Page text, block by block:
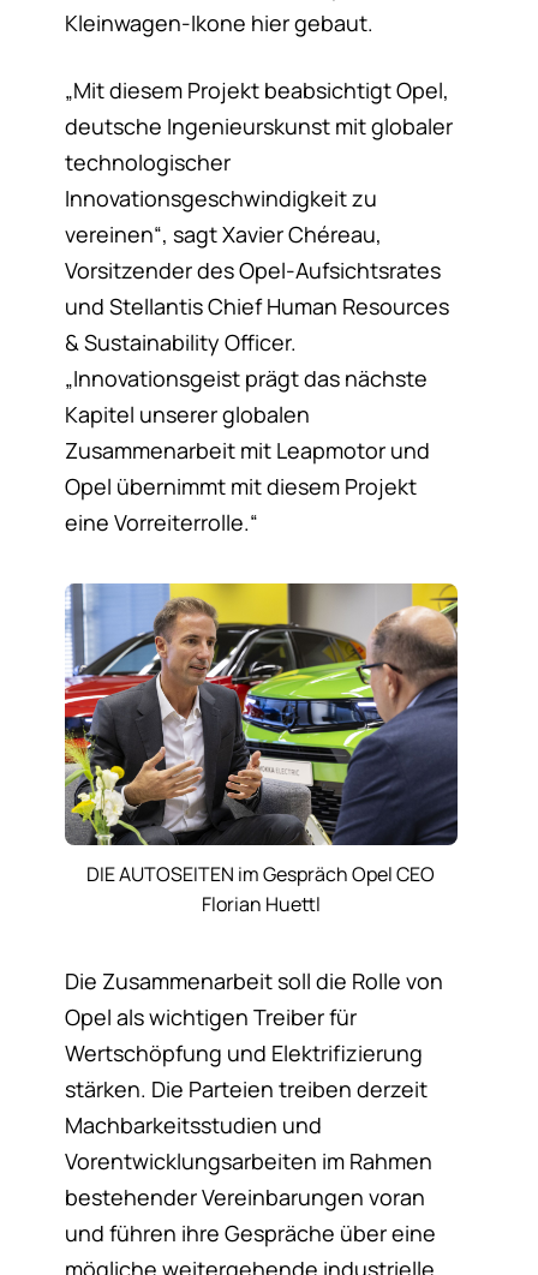
Kleinwagen-Ikone hier gebaut.
„Mit diesem Projekt beabsichtigt Opel,
deutsche Ingenieurskunst mit globaler
technologischer
Innovationsgeschwindigkeit zu
vereinen“, sagt Xavier Chéreau,
Vorsitzender des Opel-Aufsichtsrates
und Stellantis Chief Human Resources
& Sustainability Officer.
„Innovationsgeist prägt das nächste
Kapitel unserer globalen
Zusammenarbeit mit Leapmotor und
Opel übernimmt mit diesem Projekt
eine Vorreiterrolle.“
DIE AUTOSEITEN im Gespräch Opel CEO
Florian Huettl
Die Zusammenarbeit soll die Rolle von
Opel als wichtigen Treiber für
Wertschöpfung und Elektrifizierung
stärken. Die Parteien treiben derzeit
Machbarkeitsstudien und
Vorentwicklungsarbeiten im Rahmen
bestehender Vereinbarungen voran
und führen ihre Gespräche über eine
mögliche weitergehende industrielle